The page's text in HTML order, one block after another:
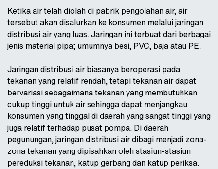
PROYEK
UNDUHAN
HUBUNGI KAMI
Ketika air telah diolah di pabrik pengolahan air, air
tersebut akan disalurkan ke konsumen melalui jaringan
distribusi air yang luas. Jaringan ini terbuat dari berbagai
jenis material pipa; umumnya besi, PVC, baja atau PE.
Jaringan distribusi air biasanya beroperasi pada
tekanan yang relatif rendah, tetapi tekanan air dapat
bervariasi sebagaimana tekanan yang membutuhkan
cukup tinggi untuk air sehingga dapat menjangkau
konsumen yang tinggal di daerah yang sangat tinggi yang
juga relatif terhadap pusat pompa. Di daerah
pegunungan, jaringan distribusi air dibagi menjadi zona-
zona tekanan yang dipisahkan oleh stasiun-stasiun
pereduksi tekanan, katup gerbang dan katup periksa.